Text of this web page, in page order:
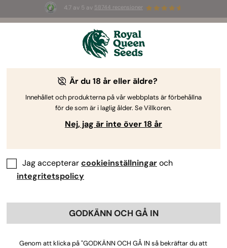
4.7 av 5 av 58744 recensioner
3 White Widow Auto-frönGRATIS för de
Är du 18 år eller äldre?
Innehållet och produkterna på vår webbplats är förbehållna
för de som är i laglig ålder. Se Villkoren.
Nej, jag är inte över 18 år
Jag accepterarcookieinställningaroch
integritetspolicy
GODKÄNN OCH GÅ IN
Genom att klicka på "GODKÄNN OCH GÅ IN så bekräftar du att